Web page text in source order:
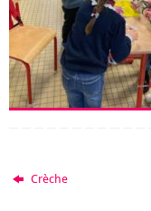
Crèche